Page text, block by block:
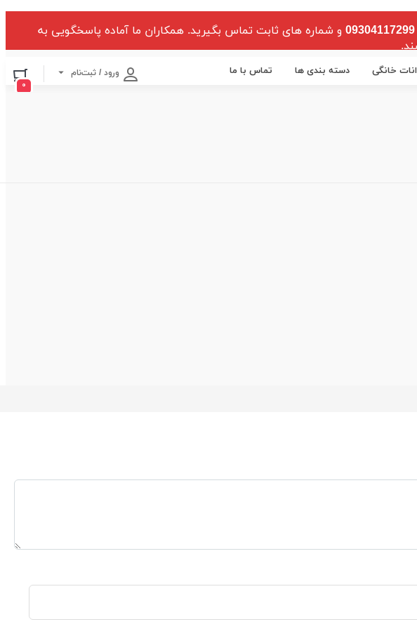
09304117299 و شماره های ثابت تماس بگیرید. همکاران ما آماده پاسخگویی به
۰
ورود / ثبت‌نام خانگی دسته بندی ها تماس با ما